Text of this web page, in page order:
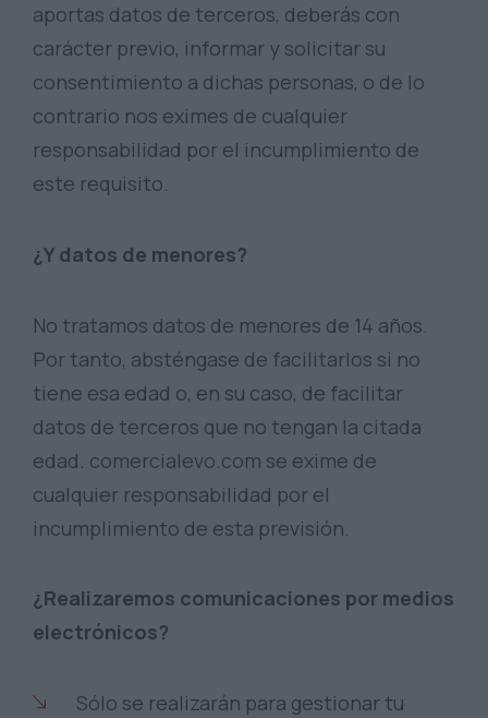
aportas datos de terceros, deberás con
carácter previo, informar y solicitar su
consentimiento a dichas personas, o de lo
contrario nos eximes de cualquier
responsabilidad por el incumplimiento de
este requisito.
¿Y datos de menores?
No tratamos datos de menores de 14 años.
Por tanto, absténgase de facilitarlos si no
tiene esa edad o, en su caso, de facilitar
datos de terceros que no tengan la citada
edad. comercialevo.com se exime de
cualquier responsabilidad por el
incumplimiento de esta previsión.
¿Realizaremos comunicaciones por medios
electrónicos?
Sólo se realizarán para gestionar tu